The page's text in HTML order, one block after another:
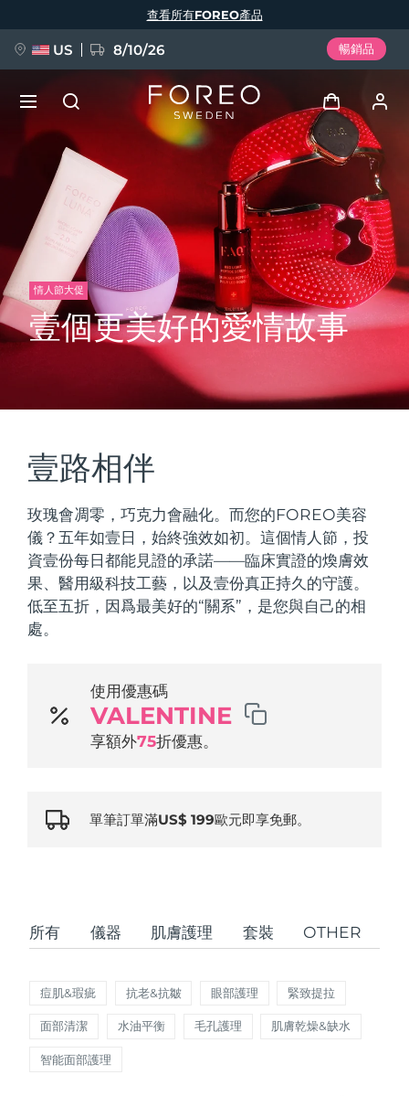
情人節大促
壹個更美好的愛情故事
壹路相伴
玫瑰會凋零，巧克力會融化。而您的FOREO美容
儀？五年如壹日，始終強效如初。這個情人節，投
資壹份每日都能見證的承諾——臨床實證的煥膚效
果、醫用級科技工藝，以及壹份真正持久的守護。
低至五折，因爲最美好的“關系”，是您與自己的相
處。
使用優惠碼
VALENTINE
享額外75折優惠。
單筆訂單滿US$ 199歐元即享免郵。
所有 儀器 肌膚護理 套裝 OTHER
痘肌&瑕疵 抗老&抗皺 眼部護理 緊致提拉
面部清潔 水油平衡 毛孔護理 肌膚乾燥&缺水
智能面部護理
查看所有FOREO產品
US 8/10/26 暢銷品
登入
用戶信息
我的設備
我的訂單
我的訂閱
新品
FAQ™ Pure Beauty-Tech Elixir
BREAKING NEWS
issa™ Teeth Whitening Set
熱門產品
瑞典美膚護理
面部清潔
Anti-aging massage
LUNA™ 4 Plus
緊致提拉
Microcurrent toning
BEAR™ 2 go
補水保濕
UFO™ 3 套裝
口腔護理
issa™ 4
語言
English Deutsch
Español
Français
Italiano
Português
Polski
Svenska
Русский
Türkçe
简体中文 繁體中文
發貨國家
美國
英國 預計送達日期09/08/2026
西班牙 預計送達日期09/08/2026
澳洲 預計送達日期12/08/2026
法國
加拿大 預計送達日期
澳洲
比利時 預計送達日期09/08/2026
波士尼亞與赫塞哥維納 預計送達日期12/08/2026
汶萊